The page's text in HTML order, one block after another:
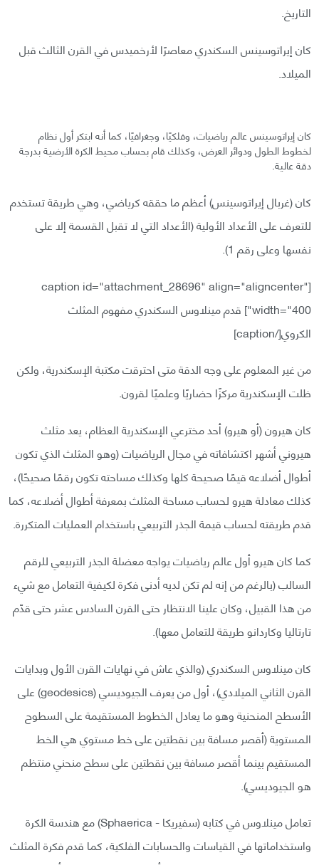
التاريخ.
كان إيراتوسينس السكندري معاصرًا لأرخميدس في القرن الثالث قبل
الميلاد.
كان إيراتوسينس عالم رياضيات، وفلكيًا، وجغرافيًا، كما أنه ابتكر أول نظام
لخطوط الطول ودوائر العرض، وكذلك قام بحساب محيط الكرة الأرضية بدرجة
دقة عالية.
كان (غربال إيراتوسينس) أعظم ما حققه كرياضي، وهي طريقة تستخدم
للتعرف على الأعداد الأولية (الأعداد التي لا تقبل القسمة إلا على
نفسها وعلى رقم 1).
[caption id="attachment_28696" align="aligncenter"
width="400"] قدم مينلاوس السكندري مفهوم المثلث
الكروي[/caption]
من غير المعلوم على وجه الدقة متى احترقت مكتبة الإسكندرية، ولكن
ظلت الإسكندرية مركزًا حضاريًا وعلميًا لقرون.
كان هيرون (أو هيرو) أحد مخترعي الإسكندرية العظام، يعد مثلث
هيروني أشهر اكتشافاته في مجال الرياضيات (وهو المثلث الذي تكون
أطوال أضلاعه قيمًا صحيحة كلها وكذلك مساحته تكون رقمًا صحيحًا)،
كذلك معادلة هيرو لحساب مساحة المثلث بمعرفة أطوال أضلاعه، كما
قدم طريقته لحساب قيمة الجذر التربيعي باستخدام العمليات المتكررة.
كما كان هيرو أول عالم رياضيات يواجه معضلة الجذر التربيعي للرقم
السالب (بالرغم من إنه لم تكن لديه أدنى فكرة لكيفية التعامل مع شيء
من هذا القبيل، وكان علينا الانتظار حتى القرن السادس عشر حتى قدّم
تارتاليا وكاردانو طريقة للتعامل معها).
كان مينلاوس السكندري (والذي عاش في نهايات القرن الأول وبدايات
القرن الثاني الميلادي)، أول من يعرف الجيوديسي (geodesics) على
الأسطح المنحنية وهو ما يعادل الخطوط المستقيمة على السطوح
المستوية (أقصر مسافة بين نقطتين على خط مستوي هي الخط
المستقيم بينما أقصر مسافة بين نقطتين على سطح منحني منتظم
هو الجيوديسي).
تعامل مينلاوس في كتابه (سفيريكا - Sphaerica) مع هندسة الكرة
واستخداماتها في القياسات والحسابات الفلكية، كما قدم فكرة المثلث